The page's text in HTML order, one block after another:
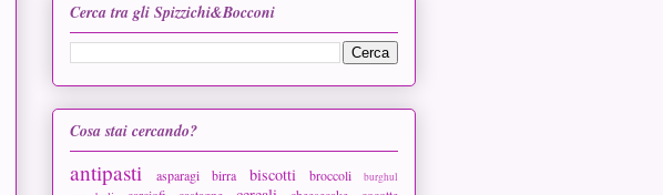
Cerca tra gli Spizzichi&Bocconi
Cosa stai cercando?
antipasti asparagi birra biscotti broccoli burghul